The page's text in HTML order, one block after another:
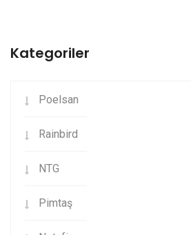
Kategoriler
Poelsan
Rainbird
NTG
Pimtaş